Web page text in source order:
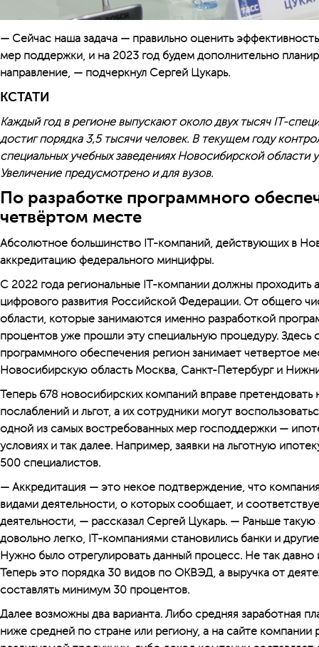
— Сейчас наша задача — правильно оценить
мер поддержки, и на 2023 год будем дополнительно
направление, — подчеркнул Сергей Цукарь.
КСТАТИ
Каждый год в регионе выпускают около двух тысяч IT-
достиг порядка 3,5 тысячи человек. В текущем году
специальных учебных заведениях Новосибирской области
Увеличение предусмотрено и для вузов.
По разработке программного
четвёртом месте
Абсолютное большинство IT-компаний, действующих в
аккредитацию федерального минцифры.
С 2022 года региональные IT-компании должны проходить
цифрового развития Российской Федерации. От общего
области, которые занимаются именно разработкой
процентов уже прошли эту специальную процедуру. Здесь
программного обеспечения регион занимает четвертое
Новосибирскую область Москва, Санкт-Петербург и
Теперь 678 новосибирских компаний вправе претендовать
послаблений и льгот, а их сотрудники могут
одной из самых востребованных мер господдержки —
условиях и так далее. Например, заявки на льготную
500 специалистов.
— Аккредитация — это некое подтверждение, что
видами деятельности, о которых сообщает, и
деятельности, — рассказал Сергей Цукарь. — Раньше
довольно легко, IT-компаниями становились банки и
Нужно было отрегулировать данный процесс. Не так давно
Теперь это порядка 30 видов по ОКВЭД, а выручка от
составлять минимум 30 процентов.
Далее возможны два варианта. Либо средняя заработная
ниже средней по стране или региону, а на сайте